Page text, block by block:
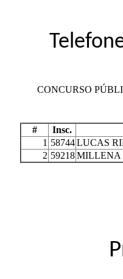
CONCURSO
#
Insc.
1 58744 LUCAS
2 59218 MILLENA